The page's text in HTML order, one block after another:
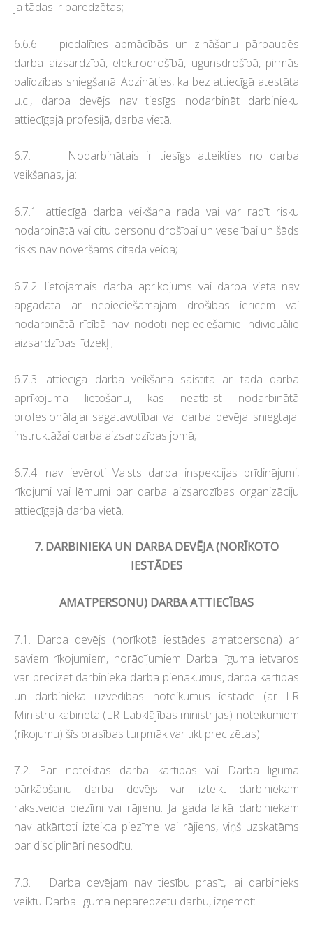
ja tādas ir paredzētas;
6.6.6. piedalīties apmācībās un zināšanu pārbaudēs
darba aizsardzībā, elektrodrošībā, ugunsdrošībā, pirmās
palīdzības sniegšanā. Apzināties, ka bez attiecīgā atestāta
u.c., darba devējs nav tiesīgs nodarbināt darbinieku
attiecīgajā profesijā, darba vietā.
6.7. Nodarbinātais ir tiesīgs atteikties no darba
veikšanas, ja:
6.7.1. attiecīgā darba veikšana rada vai var radīt risku
nodarbinātā vai citu personu drošībai un veselībai un šāds
risks nav novēršams citādā veidā;
6.7.2. lietojamais darba aprīkojums vai darba vieta nav
apgādāta ar nepieciešamajām drošības ierīcēm vai
nodarbinātā rīcībā nav nodoti nepieciešamie individuālie
aizsardzības līdzekļi;
6.7.3. attiecīgā darba veikšana saistīta ar tāda darba
aprīkojuma lietošanu, kas neatbilst nodarbinātā
profesionālajai sagatavotībai vai darba devēja sniegtajai
instruktāžai darba aizsardzības jomā;
6.7.4. nav ievēroti Valsts darba inspekcijas brīdinājumi,
rīkojumi vai lēmumi par darba aizsardzības organizāciju
attiecīgajā darba vietā.
7. DARBINIEKA UN DARBA DEVĒJA (NORĪKOTO
IESTĀDES
AMATPERSONU) DARBA ATTIECĪBAS
7.1. Darba devējs (norīkotā iestādes amatpersona) ar
saviem rīkojumiem, norādījumiem Darba līguma ietvaros
var precizēt darbinieka darba pienākumus, darba kārtības
un darbinieka uzvedības noteikumus iestādē (ar LR
Ministru kabineta (LR Labklājības ministrijas) noteikumiem
(rīkojumu) šīs prasības turpmāk var tikt precizētas).
7.2. Par noteiktās darba kārtības vai Darba līguma
pārkāpšanu darba devējs var izteikt darbiniekam
rakstveida piezīmi vai rājienu. Ja gada laikā darbiniekam
nav atkārtoti izteikta piezīme vai rājiens, viņš uzskatāms
par disciplināri nesodītu.
7.3. Darba devējam nav tiesību prasīt, lai darbinieks
veiktu Darba līgumā neparedzētu darbu, izņemot: